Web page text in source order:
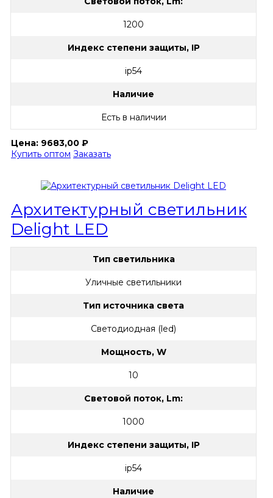
1200
Индекс степени защиты, IP
ip54
Наличие
Есть в наличии
Цена: 9683,00 ₽
Купить оптом Заказать
Архитектурный светильник
Delight LED
Тип светильника
Уличные светильники
Тип источника света
Светодиодная (led)
Мощность, W
10
Световой поток, Lm:
1000
Индекс степени защиты, IP
ip54
Наличие